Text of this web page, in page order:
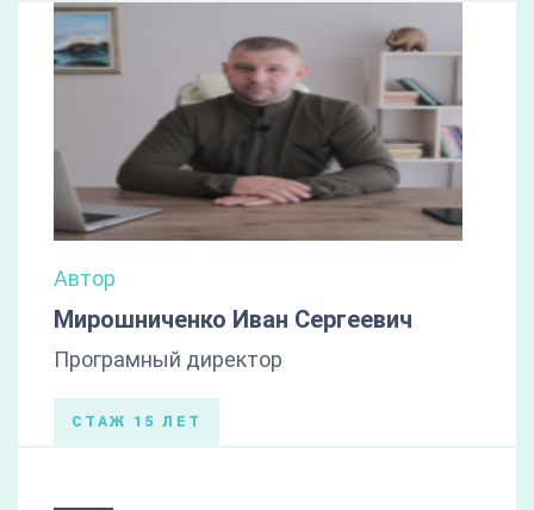
Автор
Мирошниченко Иван Сергеевич
Програмный директор
СТАЖ 15 ЛЕТ